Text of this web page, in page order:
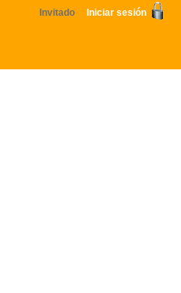
Invitado Iniciar sesión